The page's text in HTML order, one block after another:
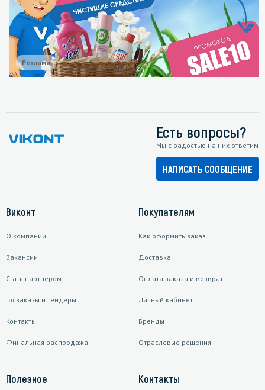
Реклама
Есть вопросы?
Мы с радостью на них ответим
НАПИСАТЬ СООБЩЕНИЕ
Виконт
О компании
Вакансии
Стать партнером
Госзаказы и тендеры
Контакты
Финальная распродажа
Покупателям
Как оформить заказ
Доставка
Оплата заказа и возврат
Личный кабинет
Бренды
Отраслевые решения
Полезное Контакты